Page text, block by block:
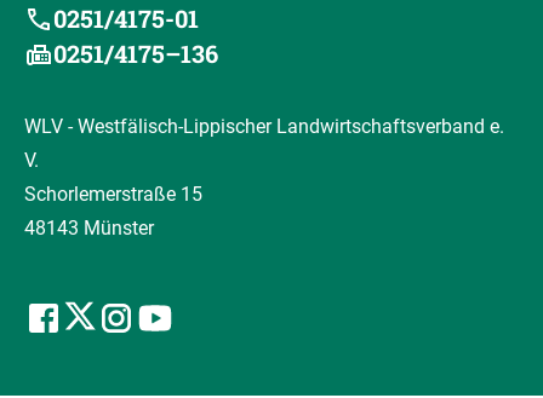
0251/4175-01
0251/4175–136
WLV - Westfälisch-Lippischer Landwirtschaftsverband e.
V.
Schorlemerstraße 15
48143 Münster